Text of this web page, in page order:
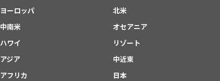
ヨーロッパ
北米
中南米
オセアニア
ハワイ
リゾート
アジア
中近東
アフリカ
日本